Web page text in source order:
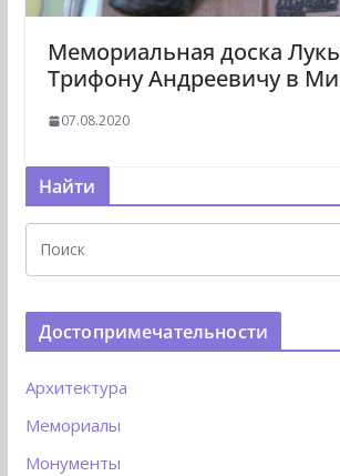
Мемориальная доска
Трифону Андреевичу в
07.08.2020
Найти
Достопримечательности
Архитектура
Мемориалы
Монументы